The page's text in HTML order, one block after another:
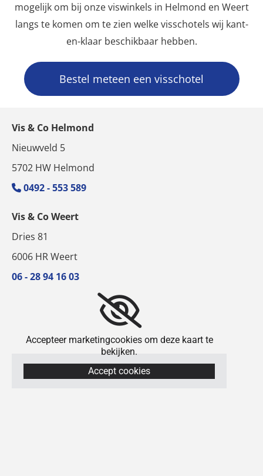
mogelijk om bij onze viswinkels in Helmond en Weert
langs te komen om te zien welke visschotels wij kant-
en-klaar beschikbaar hebben.
Bestel meteen een visschotel
Vis & Co Helmond
Nieuwveld 5
5702 HW Helmond
 0492 - 553 589
Vis & Co Weert
Dries 81
6006 HR Weert
06 - 28 94 16 03
Accepteer marketingcookies om deze kaart te
bekijken.
Accept cookies